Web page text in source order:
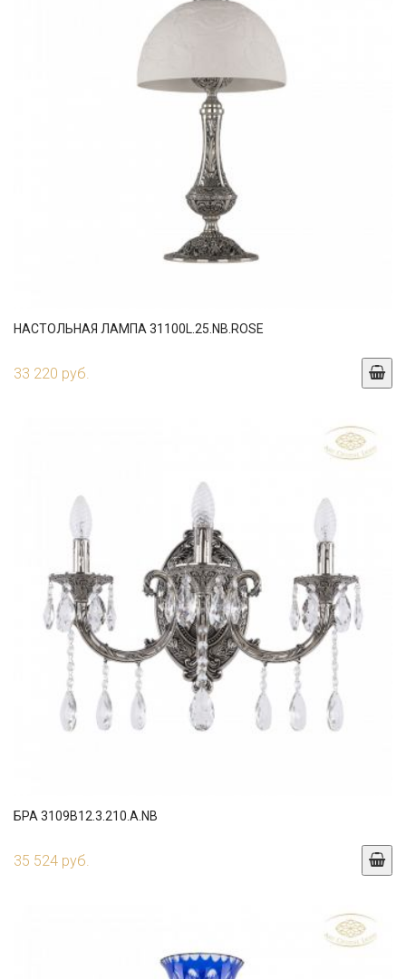
НАСТОЛЬНАЯ ЛАМПА 31100L.25.NB.ROSE
33 220 руб.
БРА 3109B12.3.210.A.NB
35 524 руб.